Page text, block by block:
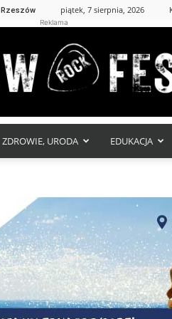
Rzeszów piątek, 7 sierpnia, 2026
Reklama
ZDROWIE, URODA EDUKACJA